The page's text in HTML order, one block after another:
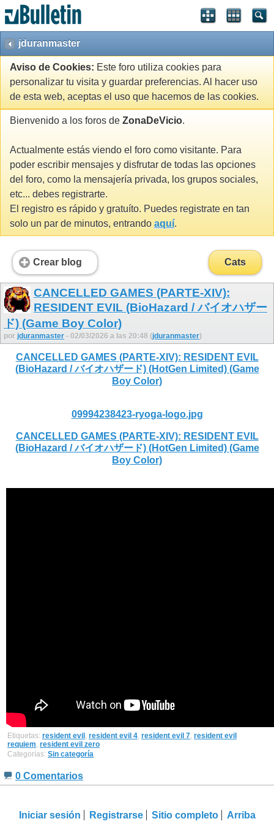
jduranmaster
Aviso de Cookies: Este foro utiliza cookies para
personalizar tu visita y guardar preferencias. Al hacer uso
de esta web, aceptas el uso que hacemos de las cookies.
Bienvenido a los foros de ZonaDeVicio.
Actualmente estás viendo el foro como visitante. Para
poder escribir mensajes y disfrutar de todas las opciones
del foro, como la mensajería privada, los grupos sociales,
etc... debes registrarte.
El registro es rápido y gratuíto. Puedes registrate en tan
solo un par de minutos, entrando aquí.
Crear blog Cats
CANCELLED GAMES (PARTE-XIV):
RESIDENT EVIL (BioHazard / バイオハザー
ド) (Game Boy Color)
por jduranmaster - 02/03/2026 a las 20:48 (jduranmaster)
CANCELLED GAMES (PARTE-XIV): RESIDENT EVIL
(BioHazard / バイオハザード) (HotGen Limited) (Game
Boy Color)
09994238423-ryoga-logo.jpg
CANCELLED GAMES (PARTE-XIV): RESIDENT EVIL
(BioHazard / バイオハザード) (HotGen Limited) (Game
Boy Color)
Etiquetas: resident evil , resident evil 4, resident evil 7, resident evil
requiem, resident evil zero
Categorías: Sin categoría
0 Comentarios
Iniciar sesión Registrarse Sitio completo Arriba